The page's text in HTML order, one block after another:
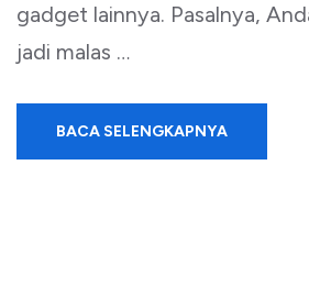
gadget lainnya. Pasalnya,
jadi malas …
BACA SELENGKAPNYA